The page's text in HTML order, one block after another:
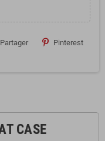
Partager Pinterest
CASE